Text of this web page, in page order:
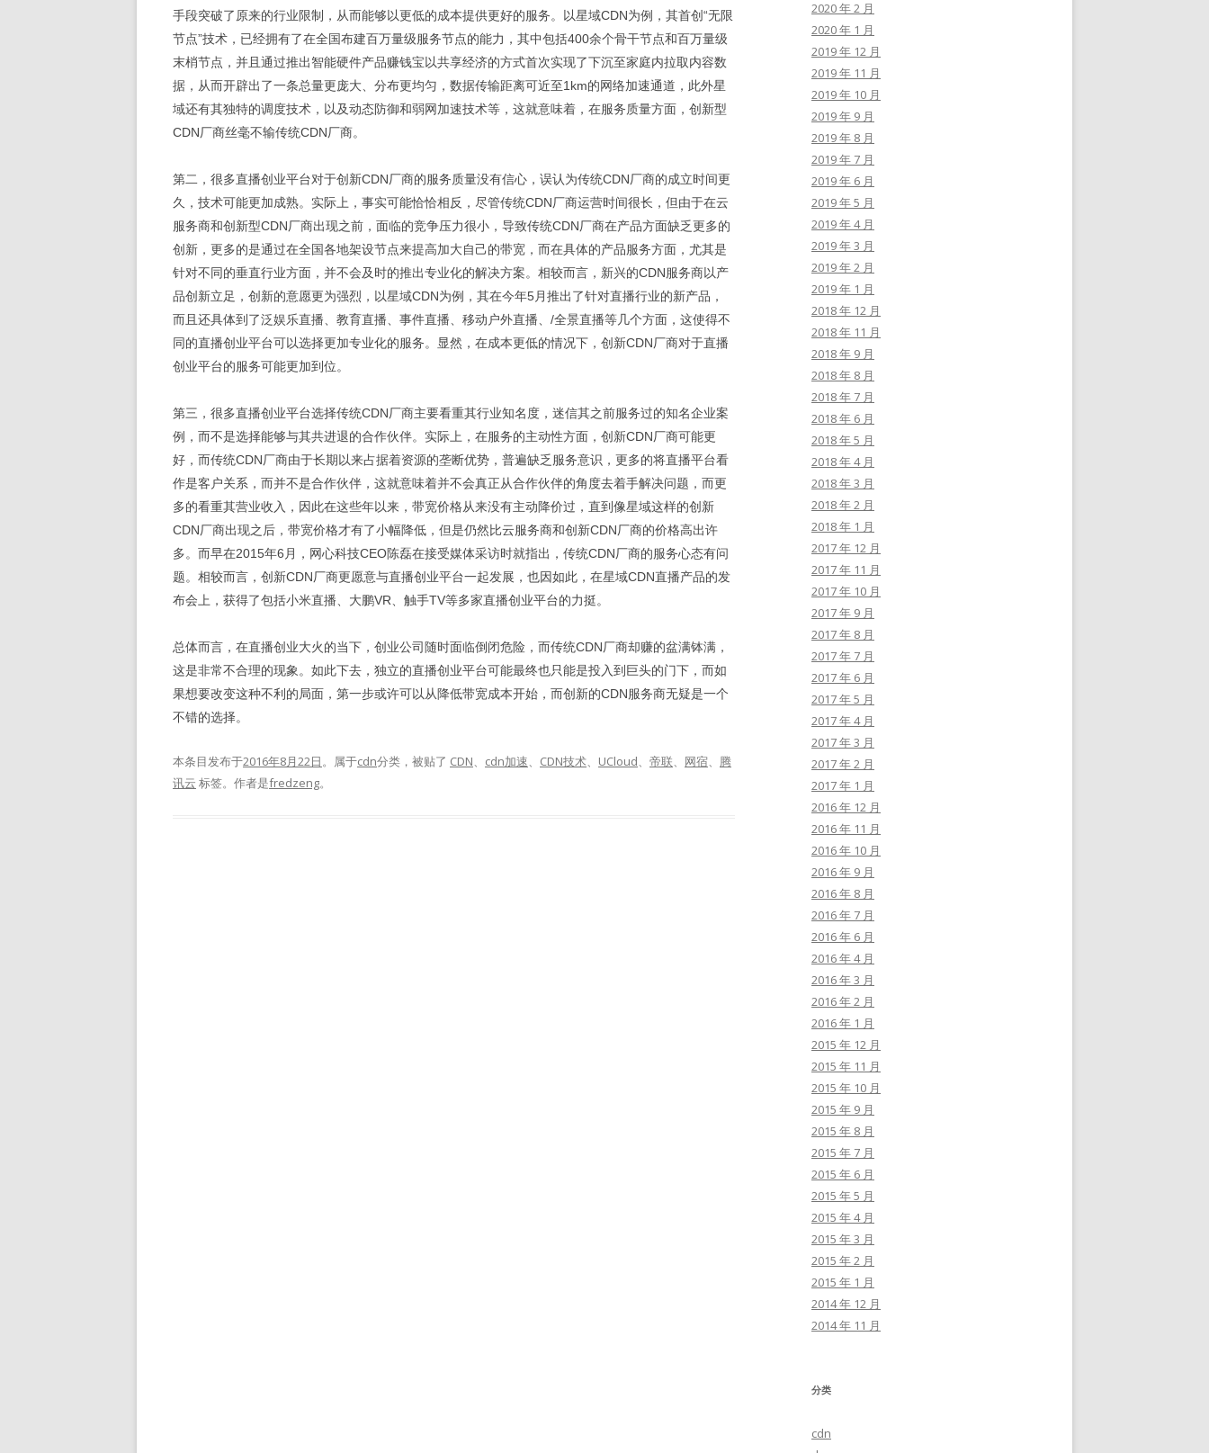
手段突破了原来的行业限制，从而能够以更低的成本提供更好的服务。以星域CDN为例，其首创“无限
节点”技术，已经拥有了在全国布建百万量级服务节点的能力，其中包括400余个骨干节点和百万量级
末梢节点，并且通过推出智能硬件产品赚钱宝以共享经济的方式首次实现了下沉至家庭内拉取内容数
据，从而开辟出了一条总量更庞大、分布更均匀，数据传输距离可近至1km的网络加速通道，此外星
域还有其独特的调度技术，以及动态防御和弱网加速技术等，这就意味着，在服务质量方面，创新型
CDN厂商丝毫不输传统CDN厂商。
第二，很多直播创业平台对于创新CDN厂商的服务质量没有信心，误认为传统CDN厂商的成立时间更
久，技术可能更加成熟。实际上，事实可能恰恰相反，尽管传统CDN厂商运营时间很长，但由于在云
服务商和创新型CDN厂商出现之前，面临的竞争压力很小，导致传统CDN厂商在产品方面缺乏更多的
创新，更多的是通过在全国各地架设节点来提高加大自己的带宽，而在具体的产品服务方面，尤其是
针对不同的垂直行业方面，并不会及时的推出专业化的解决方案。相较而言，新兴的CDN服务商以产
品创新立足，创新的意愿更为强烈，以星域CDN为例，其在今年5月推出了针对直播行业的新产品，
而且还具体到了泛娱乐直播、教育直播、事件直播、移动户外直播、/全景直播等几个方面，这使得不
同的直播创业平台可以选择更加专业化的服务。显然，在成本更低的情况下，创新CDN厂商对于直播
创业平台的服务可能更加到位。
第三，很多直播创业平台选择传统CDN厂商主要看重其行业知名度，迷信其之前服务过的知名企业案
例，而不是选择能够与其共进退的合作伙伴。实际上，在服务的主动性方面，创新CDN厂商可能更
好，而传统CDN厂商由于长期以来占据着资源的垄断优势，普遍缺乏服务意识，更多的将直播平台看
作是客户关系，而并不是合作伙伴，这就意味着并不会真正从合作伙伴的角度去着手解决问题，而更
多的看重其营业收入，因此在这些年以来，带宽价格从来没有主动降价过，直到像星域这样的创新
CDN厂商出现之后，带宽价格才有了小幅降低，但是仍然比云服务商和创新CDN厂商的价格高出许
多。而早在2015年6月，网心科技CEO陈磊在接受媒体采访时就指出，传统CDN厂商的服务心态有问
题。相较而言，创新CDN厂商更愿意与直播创业平台一起发展，也因如此，在星域CDN直播产品的发
布会上，获得了包括小米直播、大鹏VR、触手TV等多家直播创业平台的力挺。
总体而言，在直播创业大火的当下，创业公司随时面临倒闭危险，而传统CDN厂商却赚的盆满钵满，
这是非常不合理的现象。如此下去，独立的直播创业平台可能最终也只能是投入到巨头的门下，而如
果想要改变这种不利的局面，第一步或许可以从降低带宽成本开始，而创新的CDN服务商无疑是一个
不错的选择。
本条目发布于2016年8月22日。属于cdn分类，被贴了 CDN、 cdn加速、 CDN技术、 UCloud、 帝联、 网宿、 腾
讯云 标签。 作者是fredzeng。
2020 年 2 月
2020 年 1 月
2019 年 12 月
2019 年 11 月
2019 年 10 月
2019 年 9 月
2019 年 8 月
2019 年 7 月
2019 年 6 月
2019 年 5 月
2019 年 4 月
2019 年 3 月
2019 年 2 月
2019 年 1 月
2018 年 12 月
2018 年 11 月
2018 年 9 月
2018 年 8 月
2018 年 7 月
2018 年 6 月
2018 年 5 月
2018 年 4 月
2018 年 3 月
2018 年 2 月
2018 年 1 月
2017 年 12 月
2017 年 11 月
2017 年 10 月
2017 年 9 月
2017 年 8 月
2017 年 7 月
2017 年 6 月
2017 年 5 月
2017 年 4 月
2017 年 3 月
2017 年 2 月
2017 年 1 月
2016 年 12 月
2016 年 11 月
2016 年 10 月
2016 年 9 月
2016 年 8 月
2016 年 7 月
2016 年 6 月
2016 年 4 月
2016 年 3 月
2016 年 2 月
2016 年 1 月
2015 年 12 月
2015 年 11 月
2015 年 10 月
2015 年 9 月
2015 年 8 月
2015 年 7 月
2015 年 6 月
2015 年 5 月
2015 年 4 月
2015 年 3 月
2015 年 2 月
2015 年 1 月
2014 年 12 月
2014 年 11 月
分类
cdn